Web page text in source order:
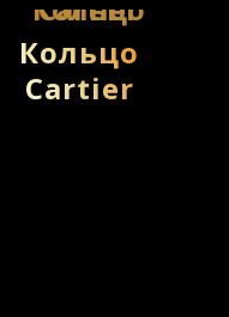
Кольцо
Cartier